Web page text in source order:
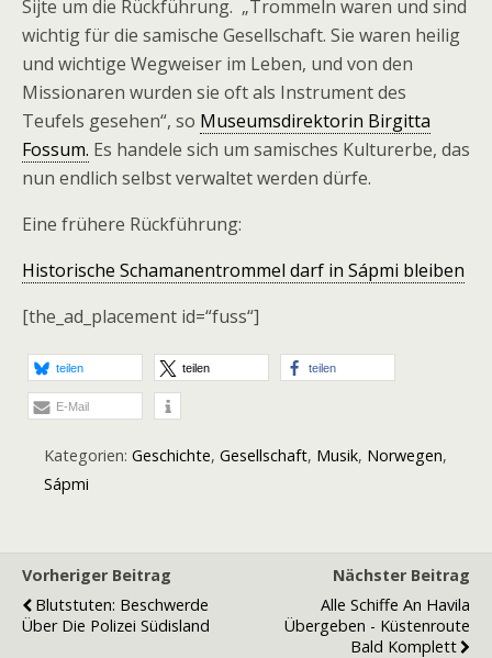
Sijte um die Rückführung. „Trommeln waren und sind
wichtig für die samische Gesellschaft. Sie waren heilig
und wichtige Wegweiser im Leben, und von den
Missionaren wurden sie oft als Instrument des
Teufels gesehen“, so Museumsdirektorin Birgitta
Fossum. Es handele sich um samisches Kulturerbe, das
nun endlich selbst verwaltet werden dürfe.
Eine frühere Rückführung:
Historische Schamanentrommel darf in Sápmi bleiben
[the_ad_placement id=“fuss“]
teilen teilen teilen
E-Mail
Kategorien: Geschichte, Gesellschaft, Musik, Norwegen,
Sápmi
Vorheriger Beitrag
Blutstuten: Beschwerde
Über Die Polizei Südisland
Nächster Beitrag
Alle Schiffe An Havila
Übergeben - Küstenroute
Bald Komplett